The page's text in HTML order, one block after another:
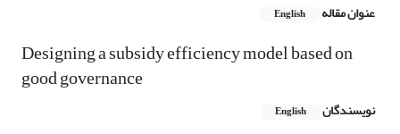
عنوان مقاله English
Designing a subsidy efficiency model based on
good governance
نویسندگان English